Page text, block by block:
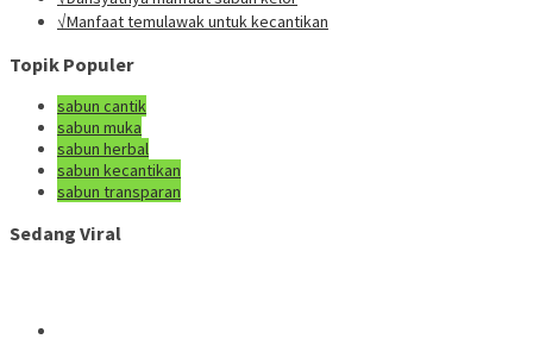
√Manfaat temulawak untuk kecantikan
Topik Populer
sabun cantik
sabun muka
sabun herbal
sabun kecantikan
sabun transparan
Sedang Viral